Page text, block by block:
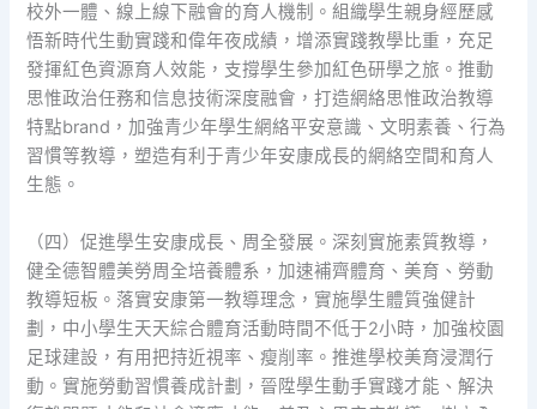
校外一體、線上線下融會的育人機制。組織學生親身經歷感
悟新時代生動實踐和偉年夜成績，增添實踐教學比重，充足
發揮紅色資源育人效能，支撐學生參加紅色研學之旅。推動
思惟政治任務和信息技術深度融會，打造網絡思惟政治教導
特點brand，加強青少年學生網絡平安意識、文明素養、行為
習慣等教導，塑造有利于青少年安康成長的網絡空間和育人
生態。
（四）促進學生安康成長、周全發展。深刻實施素質教導，
健全德智體美勞周全培養體系，加速補齊體育、美育、勞動
教導短板。落實安康第一教導理念，實施學生體質強健計
劃，中小學生天天綜合體育活動時間不低于2小時，加強校園
足球建設，有用把持近視率、瘦削率。推進學校美育浸潤行
動。實施勞動習慣養成計劃，晉陞學生動手實踐才能、解決